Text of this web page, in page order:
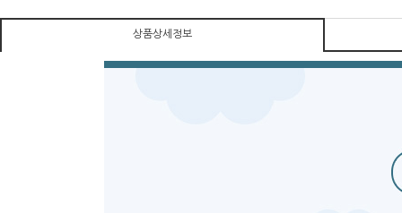
상품상세정보